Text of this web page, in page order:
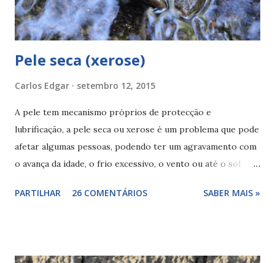
Pele seca (xerose)
Carlos Edgar setembro 12, 2015
A pele tem mecanismo próprios de protecção e
lubrificação, a pele seca ou xerose é um problema que pode
afetar algumas pessoas, podendo ter um agravamento com
o avança da idade, o frio excessivo, o vento ou até o sol
causas: fatores genéticos produtos de higiene
PARTILHAR 26 COMENTÁRIOS SABER MAIS »